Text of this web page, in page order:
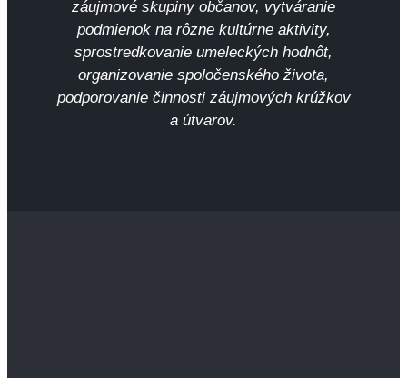
záujmové skupiny občanov, vytváranie
podmienok na rôzne kultúrne aktivity,
sprostredkovanie umeleckých hodnôt,
organizovanie spoločenského života,
podporovanie činnosti záujmových krúžkov
a útvarov.